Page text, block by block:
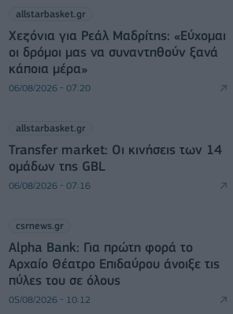
allstarbasket.gr
Χεζόνια για Ρεάλ Μαδρίτης: «Εύχομαι
οι δρόμοι μας να συναντηθούν ξανά
κάποια μέρα»
06/08/2026 - 07:20
allstarbasket.gr
Transfer market: Οι κινήσεις των 14
ομάδων της GBL
06/08/2026 - 07:16
csrnews.gr
Alpha Bank: Για πρώτη φορά το
Αρχαίο Θέατρο Επιδαύρου άνοιξε τις
πύλες του σε όλους
05/08/2026 - 10:12